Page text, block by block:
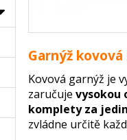
Garnýž
Kovová garnýž je
zaručujevysokou
komplety za
zvládne určitě